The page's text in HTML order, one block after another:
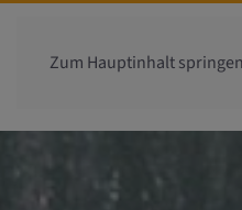
Zum Hauptinhalt springen